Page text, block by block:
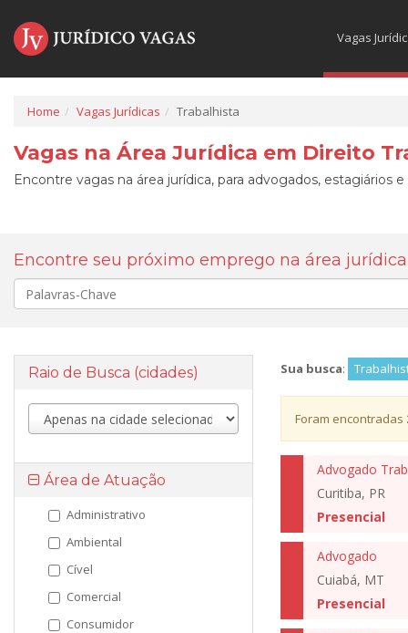
Vagas
Home Vagas Jurídicas Trabalhista
Vagas na Área Jurídica em Direito
Encontre vagas na área jurídica, para advogados, estagiários
Encontre seu próximo emprego na área jurídica
Palavra-
chave
Raio de Busca (cidades)
Área de Atuação
Administrativo
Ambiental
Cível
Comercial
Consumidor
Sua busca:
Foram encontradas
Advogado
Curitiba, PR
Presencial
Advogado
Cuiabá, MT
Presencial